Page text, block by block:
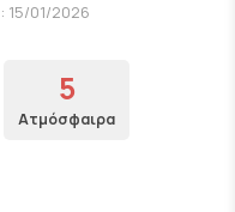
15/01/2026
5
Ατμόσφαιρα